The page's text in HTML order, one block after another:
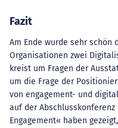
Fazit
Am Ende wurde sehr schön
Organisationen zwei
kreist um Fragen der
um die Frage der
von engagement- und
auf der
Engagement« haben